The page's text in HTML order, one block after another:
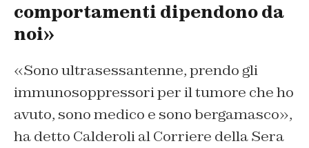
comportamenti dipendono da
noi»
«Sono ultrasessantenne, prendo gli
immunosoppressori per il tumore che ho
avuto, sono medico e sono bergamasco»,
ha detto Calderoli al Corriere della Sera